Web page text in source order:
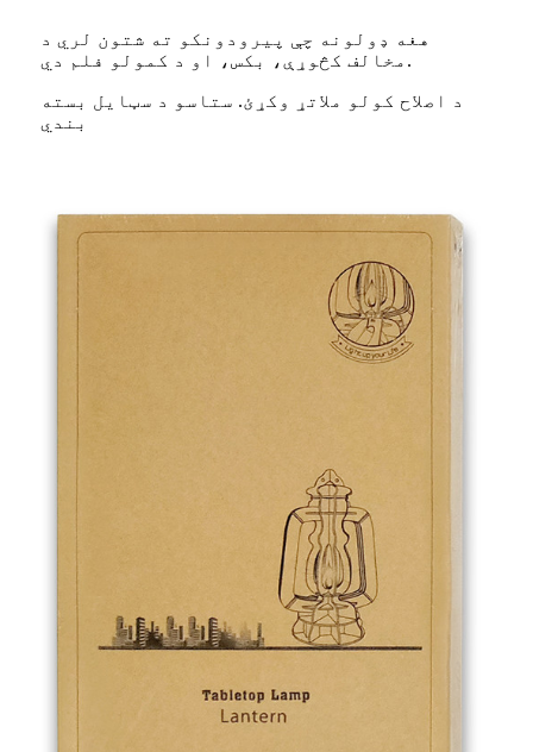
هغه ډولونه چې پیرودونکو ته شتون لري د
مخالف کڅوړې، بکس، او د کمولو فلم دي.
د اصلاح کولو ملاتړ وکړئ. ستاسو د سټایل بسته
بندي